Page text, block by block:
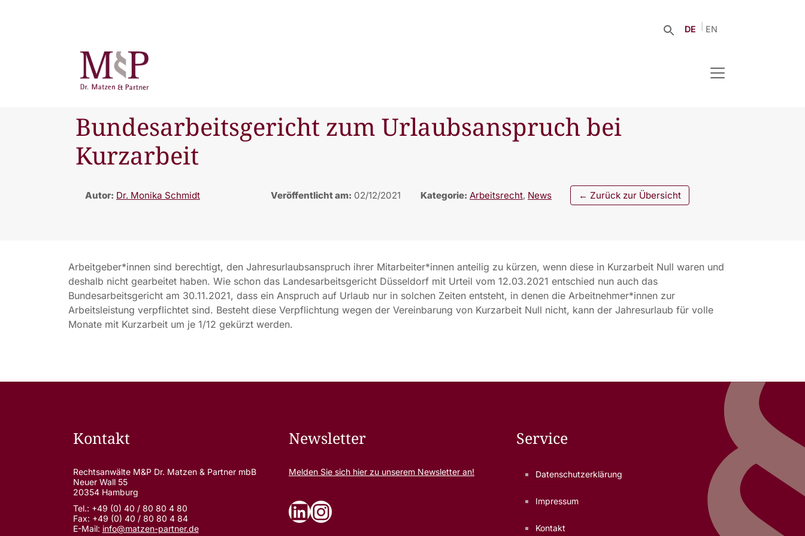
DE EN
Bundesarbeitsgericht zum Urlaubsanspruch bei
Kurzarbeit
Autor: Dr. Monika Schmidt Veröffentlicht am: 02/12/2021 Kategorie: Arbeitsrecht, News ← Zurück zur Übersicht
Arbeitgeber*innen sind berechtigt, den Jahresurlaubsanspruch ihrer Mitarbeiter*innen anteilig zu kürzen, wenn diese in Kurzarbeit Null waren und
deshalb nicht gearbeitet haben. Wie schon das Landesarbeitsgericht Düsseldorf mit Urteil vom 12.03.2021 entschied nun auch das
Bundesarbeitsgericht am 30.11.2021, dass ein Anspruch auf Urlaub nur in solchen Zeiten entsteht, in denen die Arbeitnehmer*innen zur
Arbeitsleistung verpflichtet sind. Besteht diese Verpflichtung wegen der Vereinbarung von Kurzarbeit Null nicht, kann der Jahresurlaub für volle
Monate mit Kurzarbeit um je 1/12 gekürzt werden.
Kontakt
Rechtsanwälte M&P Dr. Matzen & Partner mbB
Neuer Wall 55
20354 Hamburg
Tel.: +49 (0) 40 / 80 80 4 80
Fax: +49 (0) 40 / 80 80 4 84
E-Mail: info@matzen-partner.de
Newsletter
Melden Sie sich hier zu unserem Newsletter an!
LinkedIn
Instagram
Service
Datenschutzerklärung
Impressum
Kontakt